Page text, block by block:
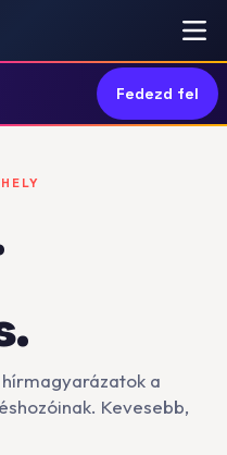
Fedezd fel
a
Kevesebb,